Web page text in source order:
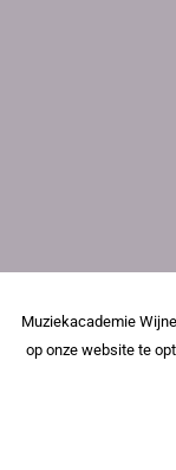
Muziekacademie
op onze website te